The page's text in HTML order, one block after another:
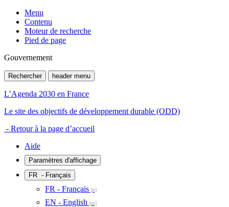
Menu
Contenu
Moteur de recherche
Pied de page
Gouvernement
Rechercher header menu
L’Agenda 2030 en France
Le site des objectifs de développement durable (ODD)
- Retour à la page d’accueil
Aide
Paramètres d'affichage
FR - Français
FR - Français
EN - English